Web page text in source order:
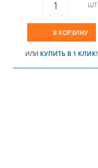
ШТ
В КОРЗИНУ
ИЛИ КУПИТЬ В 1 КЛИК!